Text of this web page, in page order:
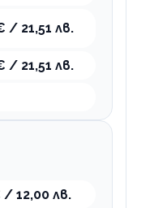
/ 21,51 лв.
/ 21,51 лв.
/ 12,00 лв.